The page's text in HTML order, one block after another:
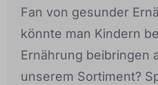
Fan von gesunder
könnte man Kindern
Ernährung beibringen
unserem Sortiment?